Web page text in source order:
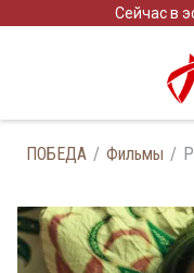
Сейчас в
ПОБЕДА Фильмы